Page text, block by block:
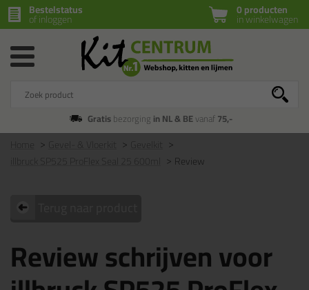
0 producten
in winkelwagen
Bestelstatus
of inloggen
Gratisbezorging in NL & BEvanaf75,-
illbruck SP525 ProFlex Seal 25 600ml
Review
Review schrijven voor